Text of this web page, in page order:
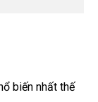
biến nhất thế